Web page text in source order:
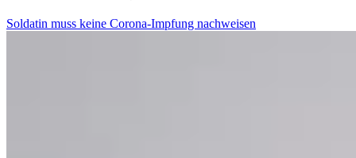
Soldatin muss keine Corona-Impfung nachweisen